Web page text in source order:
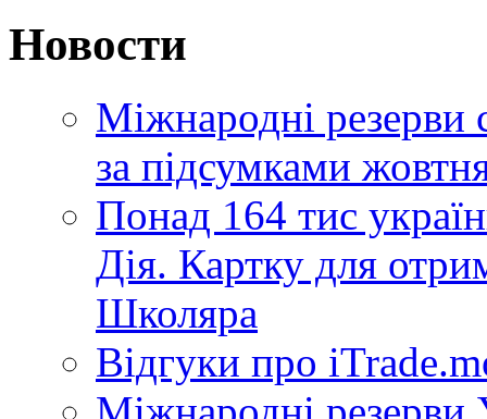
Новости
Міжнародні
за підсумками
Понад 164 тис
Дія. Картку для
Школяра
Відгуки про